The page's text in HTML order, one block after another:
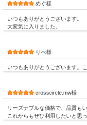
めぐ様
いつもありがとうございます。
大変気に入りました。
りべ様
いつもありがとうございます。
crosscircle.mw様
リーズナブルな価格で、品質も
これからもぜひ利用したいと思っ